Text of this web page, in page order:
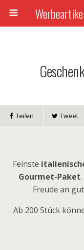
Teilen Tweet
Feinste
Gourmet-Paket
Freude an
Ab 200 Stück